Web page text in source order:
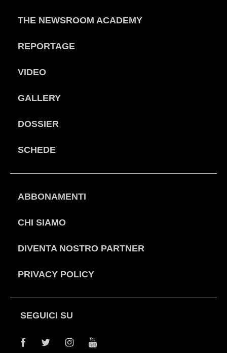
THE NEWSROOM ACADEMY
REPORTAGE
VIDEO
GALLERY
DOSSIER
SCHEDE
ABBONAMENTI
CHI SIAMO
DIVENTA NOSTRO PARTNER
PRIVACY POLICY
SEGUICI SU